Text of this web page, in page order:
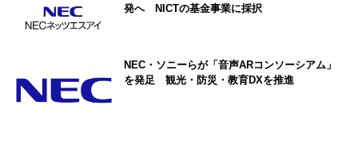
発へ NICTの基金事業に採択
NEC・ソニーらが「音声ARコンソーシアム」
を発足 観光・防災・教育DXを推進